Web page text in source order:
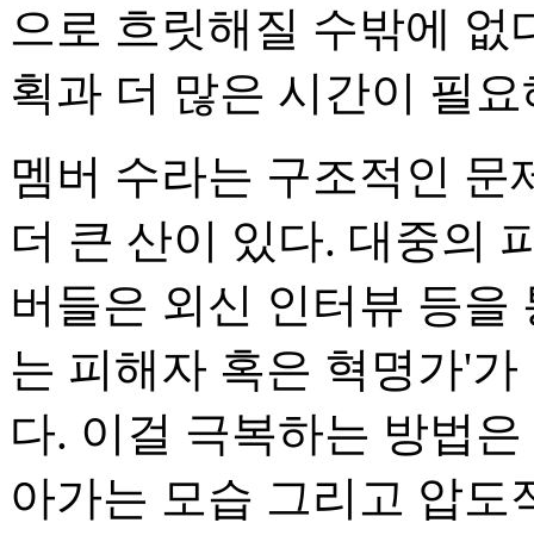
으로 흐릿해질 수밖에 없
획과 더 많은 시간이 필
멤버 수라는 구조적인 문
더 큰 산이 있다. 대중의
버들은 외신 인터뷰 등을
는 피해자 혹은 혁명가'
다. 이걸 극복하는 방법
아가는 모습 그리고 압도